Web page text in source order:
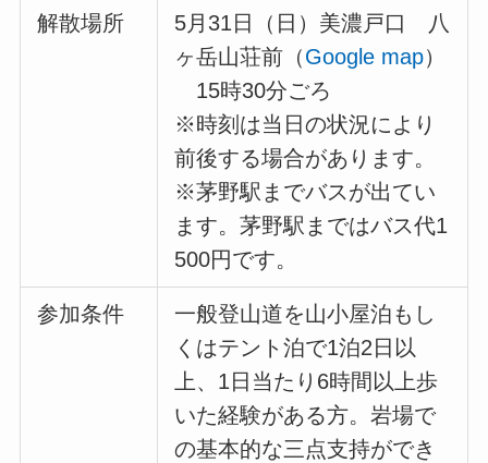
解散場所
5月31日（日）美濃戸口 八
ヶ岳山荘前（Google map）
15時30分ごろ
※時刻は当日の状況により
前後する場合があります。
※茅野駅までバスが出てい
ます。茅野駅まではバス代1
500円です。
参加条件
一般登山道を山小屋泊もし
くはテント泊で1泊2日以
上、1日当たり6時間以上歩
いた経験がある方。岩場で
の基本的な三点支持ができ